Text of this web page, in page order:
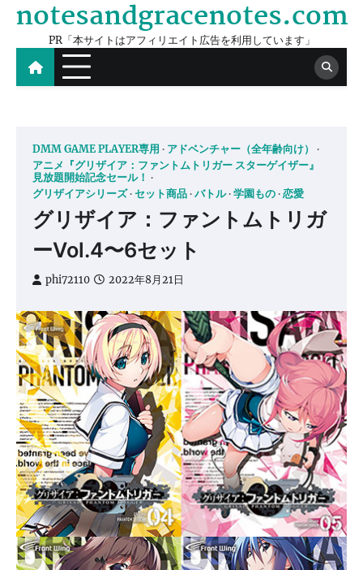
Skip
content
notesandgracenotes.com
PR「本サイトはアフィリエイト広告を利用しています」
DMM GAME PLAYER専用
アドベンチャー（全年齢向け）
アニメ『グリザイア：ファントムトリガー スターゲイザー』
見放題開始記念セール！
グリザイアシリーズ セット商品 バトル 学園もの 恋愛
グリザイア：ファントムトリガ
ーVol.4〜6セット
phi72110 2022年8月21日